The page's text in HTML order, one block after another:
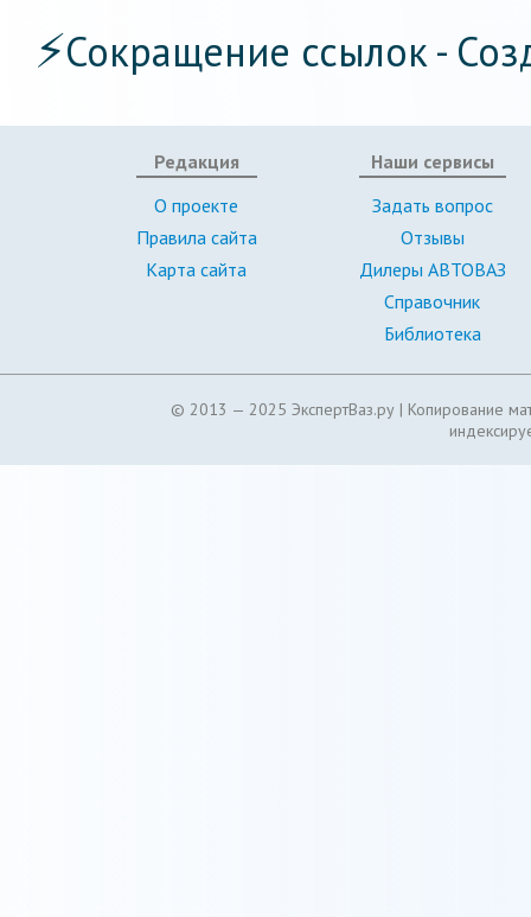
⚡Сокращение ссылок -
Редакция
О проекте
Правила сайта
Карта сайта
Наши сервисы
Задать вопрос
Отзывы
Дилеры АВТОВАЗ
Справочник
Библиотека
© 2013 — 2025 ЭкспертВаз.ру | Копирование